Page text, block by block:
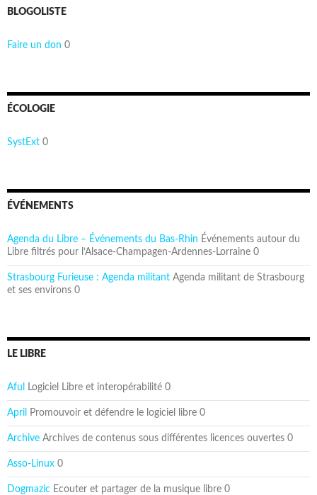
BLOGOLISTE
Faire un don 0
ÉCOLOGIE
SystExt 0
ÉVÉNEMENTS
Agenda du Libre – Événements du Bas-Rhin Événements autour du
Libre filtrés pour l’Alsace-Champagen-Ardennes-Lorraine 0
Strasbourg Furieuse : Agenda militant Agenda militant de Strasbourg
et ses environs 0
LE LIBRE
Aful Logiciel Libre et interopérabilité 0
April Promouvoir et défendre le logiciel libre 0
Archive Archives de contenus sous différentes licences ouvertes 0
Asso-Linux 0
Dogmazic Ecouter et partager de la musique libre 0